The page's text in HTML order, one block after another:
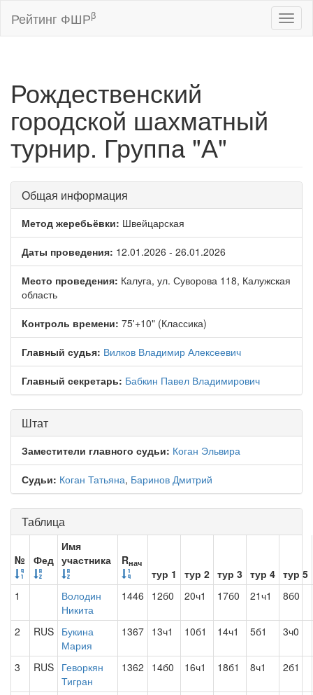
Рейтинг ФШРβ
Рождественский
городской шахматный
турнир. Группа "А"
Общая информация
Метод жеребьёвки: Швейцарская
Даты проведения: 12.01.2026 - 26.01.2026
Место проведения: Калуга, ул. Суворова 118, Калужская
область
Контроль времени: 75'+10" (Классика)
Главный судья: Вилков Владимир Алексеевич
Главный секретарь: Бабкин Павел Владимирович
Штат
Заместители главного судьи: Коган Эльвира
Судьи: Коган Татьяна, Баринов Дмитрий
Таблица
№ Фед
Имя
участника
Rнач
тур 1 тур 2 тур 3 тур 4 тур 5
1
Володин
Никита
1446 12б0 20ч1 17б0 21ч1 8б0
2 RUS Букина
Мария
1367 13ч1 10б1 14ч1 5б1 3ч0
3 RUS Геворкян
Тигран
1362 14б0 16ч1 18б1 8ч1 2б1